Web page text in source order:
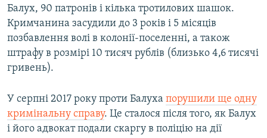
Балух, 90 патронів і кілька тротилових шашок.
Кримчанина засудили до 3 років і 5 місяців
позбавлення волі в колонії-поселенні, а також
штрафу в розмірі 10 тисяч рублів (близько 4,6 тисячі
гривень).
У серпні 2017 року проти Балуха порушили ще одну
кримінальну справу. Це сталося після того, як Балух
і його адвокат подали скаргу в поліцію на дії